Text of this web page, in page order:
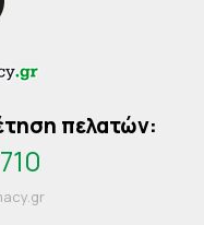
πελατών: